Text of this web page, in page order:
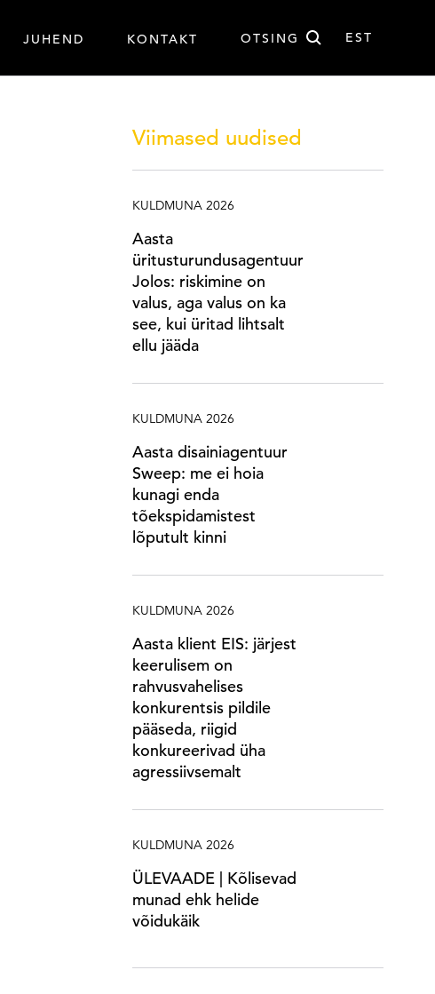
JUHEND KONTAKT OTSING EST
Otsi
Viimased uudised
KULDMUNA 2026
Aasta
üritusturundusagentuur
Jolos: riskimine on
valus, aga valus on ka
see, kui üritad lihtsalt
ellu jääda
KULDMUNA 2026
Aasta disainiagentuur
Sweep: me ei hoia
kunagi enda
tõekspidamistest
lõputult kinni
KULDMUNA 2026
Aasta klient EIS: järjest
keerulisem on
rahvusvahelises
konkurentsis pildile
pääseda, riigid
konkureerivad üha
agressiivsemalt
KULDMUNA 2026
ÜLEVAADE | Kõlisevad
munad ehk helide
võidukäik